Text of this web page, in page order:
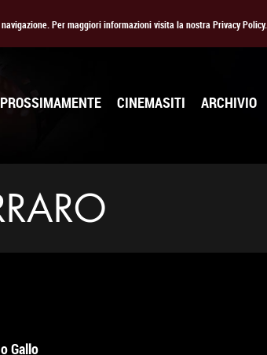
Per maggiori informazioni visita la nostra Privacy Policy.
PROSSIMAMENTE CINEMASITI ARCHIVIO
Gallo